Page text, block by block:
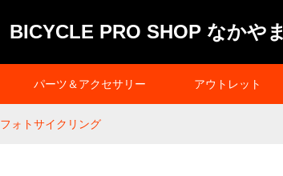
BICYCLE PRO SHOP なかやま
パーツ＆アクセサリー アウトレット
フォトサイクリング